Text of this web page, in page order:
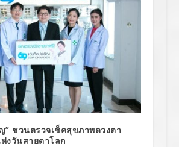
” ชวนตรวจเช็คสุขภาพดวงตา
งวันสายตาโลก